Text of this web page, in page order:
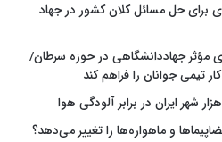
برای حل مسائل کلان کشور در جهاد
مؤثر جهاددانشگاهی در حوزه سرطان/
تیمی جوانان را فراهم کند
شهر ایران در برابر آلودگی هوا
و ماهواره‌ها را تغییر می‌دهد؟